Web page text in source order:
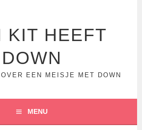
KIT HEEFT
DOWN
EEN MEISJE MET DOWN
MENU